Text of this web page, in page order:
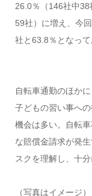
26.0％（146社中
59社）に増え、今
社と63.8％となって
自転車通勤のほか
子どもの習い事へ
機会は多い。自転
な賠償金請求が発
スクを理解し、十
（写真はイメージ）